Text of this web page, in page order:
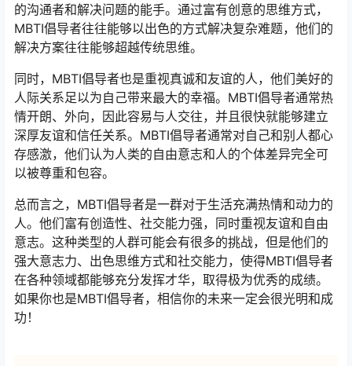
的沟通者和解决问题的能手。通过富有创意的思维方式，
MBTI倡导者往往能够以出色的方式解决复杂难题，他们的
解决方案往往能够超越传统思维。
同时，MBTI倡导者也是重视真诚和友谊的人，他们美好的
人际关系足以为自己带来最大的幸福。MBTI倡导者通常热
情开朗、外向，因此容易与人交往，并且很快就能够建立
深厚友谊和信任关系。MBTI倡导者通常对自己和别人都心
存感激，他们认为人类的自由意志和人的个体差异完全可
以被尊重和包容。
总而言之，MBTI倡导者是一群对于生活充满热情和动力的
人。他们富有创造性、社交能力强，同时重视友谊和自由
意志。这种类型的人群可能会有很多的挑战，但是他们的
强大意志力、出色思维方式和社交能力，使得MBTI倡导者
在各种领域都能够充分发挥才华，取得极为优秀的成绩。
如果你也是MBTI倡导者，相信你的未来一定会很光明和成
功！